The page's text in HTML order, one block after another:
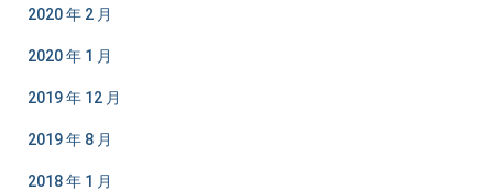
2020 年 2 月
2020 年 1 月
2019 年 12 月
2019 年 8 月
2018 年 1 月